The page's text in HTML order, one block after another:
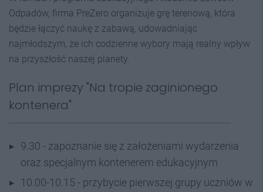
Odpadów, firma PreZero organizuje grę terenową, która
będzie łączyć naukę z zabawą, udowadniając
najmłodszym, że ich codzienne wybory mają realny wpływ
na przyszłość naszej planety.
Plan imprezy "Na tropie zaginionego
kontenera"
9.30 - zapoznanie się z założeniami wydarzenia
oraz specjalnym kontenerem edukacyjnym
10.00-10.15 - przybycie pierwszej grupy uczniów w